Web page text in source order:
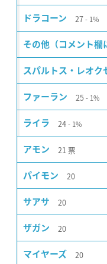
ドラコーン 27 1%
その他（コメント欄
スパルトス・レオク
ファーラン 25 1%
ライラ 24 1%
アモン 21 票
パイモン 20
サアサ 20
ザガン 20
マイヤーズ 20